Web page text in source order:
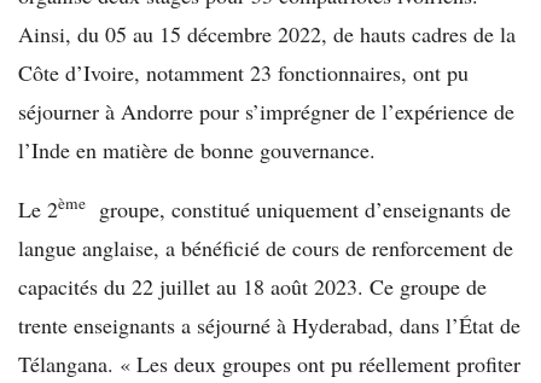
Ainsi, du 05 au 15 décembre 2022, de hauts cadres de la
Côte d’Ivoire, notamment 23 fonctionnaires, ont pu
séjourner à Andorre pour s’imprégner de l’expérience de
l’Inde en matière de bonne gouvernance.
Le 2ème
groupe, constitué uniquement d’enseignants de
langue anglaise, a bénéficié de cours de renforcement de
capacités du 22 juillet au 18 août 2023. Ce groupe de
trente enseignants a séjourné à Hyderabad, dans l’État de
Télangana. « Les deux groupes ont pu réellement profiter